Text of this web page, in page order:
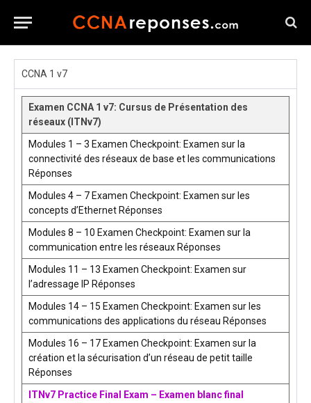
CCNA 1 v7
Examen CCNA 1 v7: Cursus de Présentation des
réseaux (ITNv7)
Modules 1 – 3 Examen Checkpoint: Examen sur la
connectivité des réseaux de base et les communications
Réponses
Modules 4 – 7 Examen Checkpoint: Examen sur les
concepts d’Ethernet Réponses
Modules 8 – 10 Examen Checkpoint: Examen sur la
communication entre les réseaux Réponses
Modules 11 – 13 Examen Checkpoint: Examen sur
l’adressage IP Réponses
Modules 14 – 15 Examen Checkpoint: Examen sur les
communications des applications du réseau Réponses
Modules 16 – 17 Examen Checkpoint: Examen sur la
création et la sécurisation d’un réseau de petit taille
Réponses
ITNv7 Practice Final Exam – Examen blanc final